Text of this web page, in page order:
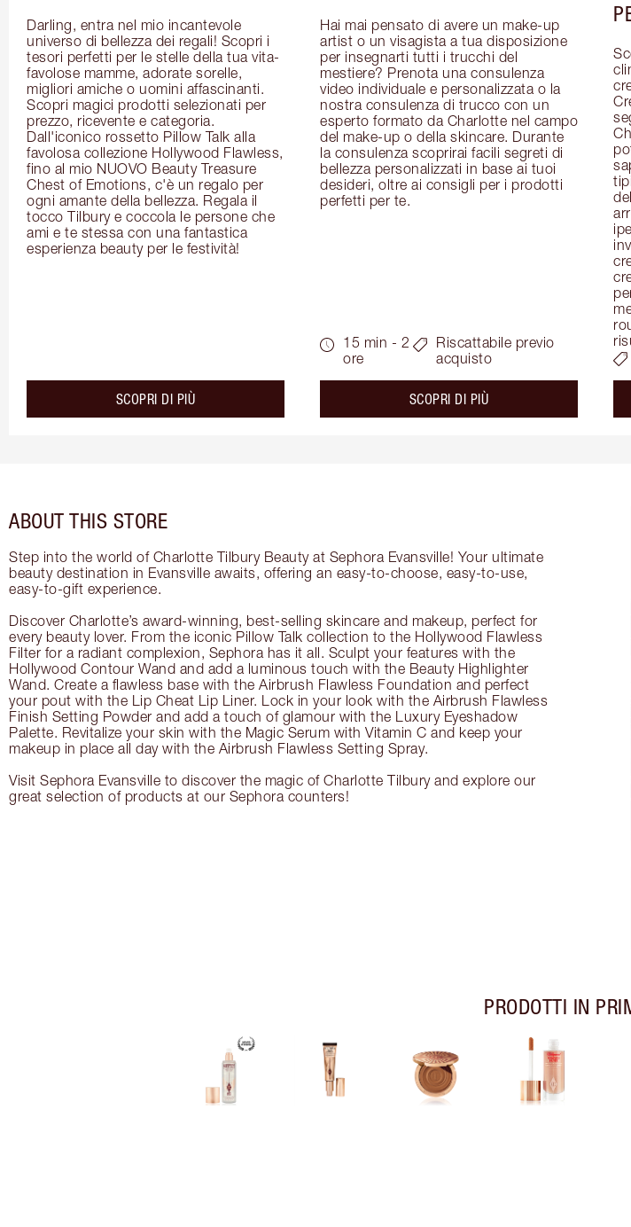
Darling, entra nel mio incantevole
universo di bellezza dei regali! Scopri i
tesori perfetti per le stelle della tua vita-
favolose mamme, adorate sorelle,
migliori amiche o uomini affascinanti.
Scopri magici prodotti selezionati per
prezzo, ricevente e categoria.
Dall'iconico rossetto Pillow Talk alla
favolosa collezione Hollywood Flawless,
fino al mio NUOVO Beauty Treasure
Chest of Emotions, c'è un regalo per
ogni amante della bellezza. Regala il
tocco Tilbury e coccola le persone che
ami e te stessa con una fantastica
esperienza beauty per le festività!
SCOPRI DI PIÙabout the
Hai mai pensato di avere un make-up
artist o un visagista a tua disposizione
per insegnarti tutti i trucchi del
mestiere? Prenota una consulenza
video individuale e personalizzata o la
nostra consulenza di trucco con un
esperto formato da Charlotte nel campo
del make-up o della skincare. Durante
la consulenza scoprirai facili segreti di
bellezza personalizzati in base ai tuoi
desideri, oltre ai consigli per i prodotti
perfetti per te.
15 min - 2
ore
Riscattabile previo
acquisto
SCOPRI DI PIÙabout the
ABOUT THIS STORE
Step into the world of Charlotte Tilbury Beauty at Sephora Evansville! Your ultimate
beauty destination in Evansville awaits, offering an easy-to-choose, easy-to-use,
easy-to-gift experience.
Discover Charlotte’s award-winning, best-selling skincare and makeup, perfect for
every beauty lover. From the iconic Pillow Talk collection to the Hollywood Flawless
Filter for a radiant complexion, Sephora has it all. Sculpt your features with the
Hollywood Contour Wand and add a luminous touch with the Beauty Highlighter
Wand. Create a flawless base with the Airbrush Flawless Foundation and perfect
your pout with the Lip Cheat Lip Liner. Lock in your look with the Airbrush Flawless
Finish Setting Powder and add a touch of glamour with the Luxury Eyeshadow
Palette. Revitalize your skin with the Magic Serum with Vitamin C and keep your
makeup in place all day with the Airbrush Flawless Setting Spray.
Visit Sephora Evansville to discover the magic of Charlotte Tilbury and explore our
great selection of products at our Sephora counters!
PRODOTTI IN